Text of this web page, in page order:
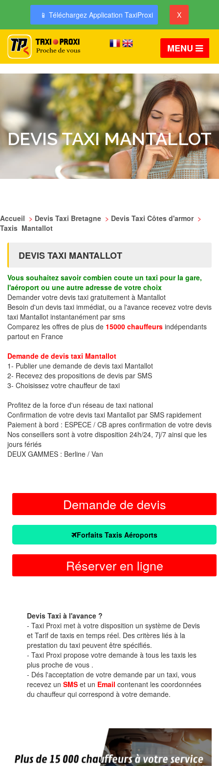
📱 Téléchargez Application TaxiProxi X
MENU
DEVIS TAXI MANTALLOT
Accueil > Devis Taxi Bretagne > Devis Taxi Côtes d'armor >
Taxis Mantallot
DEVIS TAXI MANTALLOT
Vous souhaitez savoir combien coute un taxi pour la gare,
l'aéroport ou une autre adresse de votre choix
Demander votre devis taxi gratuitement à Mantallot
Besoin d'un devis taxi immédiat, ou a l'avance recevez votre devis
taxi Mantallot instantanément par sms
Comparez les offres de plus de 15000 chauffeurs indépendants
partout en France
Demande de devis taxi Mantallot
1- Publier une demande de devis taxi Mantallot
2- Recevez des propositions de devis par SMS
3- Choisissez votre chauffeur de taxi
Profitez de la force d'un réseau de taxi national
Confirmation de votre devis taxi Mantallot par SMS rapidement
Paiement à bord : ESPECE / CB apres confirmation de votre devis
Nos conseillers sont à votre disposition 24h/24, 7j/7 ainsi que les
jours fériés
DEUX GAMMES : Berline / Van
Demande de devis
Forfaits Taxis Aéroports
Réserver en ligne
Devis Taxi à l'avance ?
- Taxi Proxi met à votre disposition un système de Devis
et Tarif de taxis en temps réel. Des critères liés à la
prestation du taxi peuvent être spécifiés.
- Taxi Proxi propose votre demande à tous les taxis les
plus proche de vous .
- Dés l'acceptation de votre demande par un taxi, vous
recevez un SMS et un Email contenant les coordonnées
du chauffeur qui correspond à votre demande.